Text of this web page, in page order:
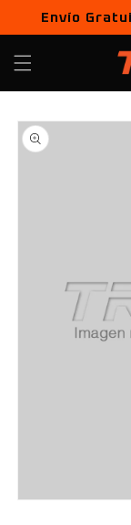
directamente
al contenido
Envío
directamente
a la
información